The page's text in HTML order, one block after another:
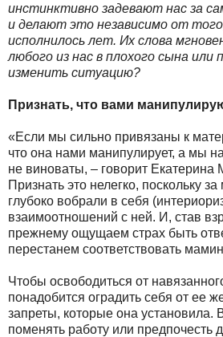
инстинктивно задевают нас за
и делают это независимо от
исполнилось лет. Их слова
любого из нас в плохого сына или
изменить ситуацию?
Признать, что вами
«Если мы сильно привязаны к
что она нами манипулирует, а мы
не виноваты, – говорит Екатерина
Признать это нелегко, поскольку
глубоко вобрали в себя
взаимоотношений с ней. И, став
прежнему ощущаем страх быть
перестанем соответствовать
Чтобы освободиться от
понадобится оградить себя от ее
запреты, которые она установила.
поменять работу или предпочесть